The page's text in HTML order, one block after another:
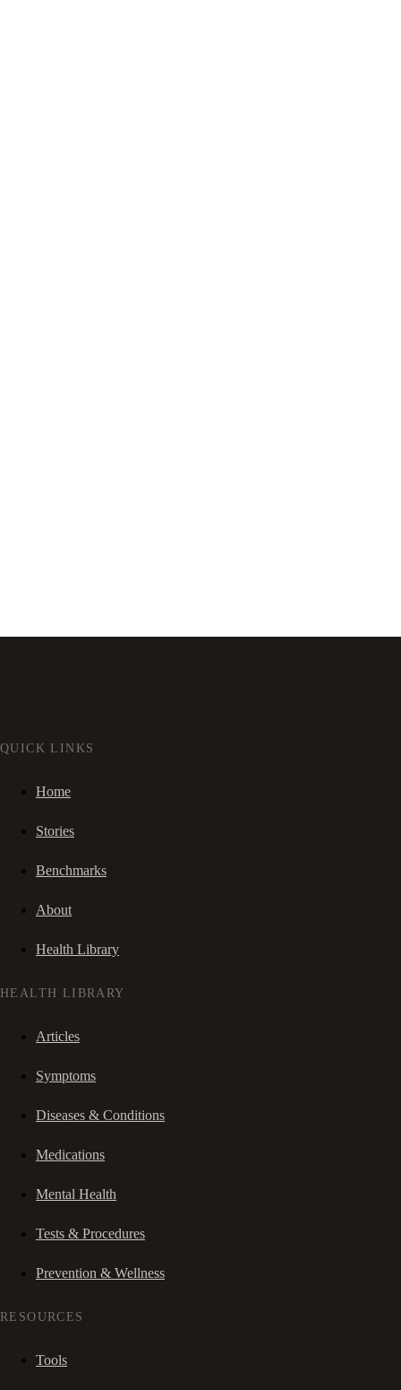
QUICK LINKS
Home
Stories
Benchmarks
About
Health Library
HEALTH LIBRARY
Articles
Symptoms
Diseases & Conditions
Medications
Mental Health
Tests & Procedures
Prevention & Wellness
RESOURCES
Tools